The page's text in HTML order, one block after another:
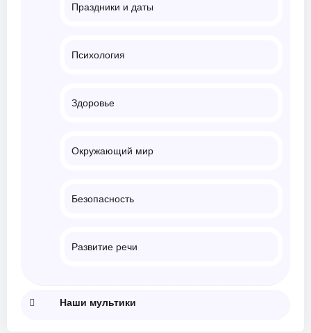
Праздники и даты
Психология
Здоровье
Окружающий мир
Безопасность
Развитие речи
Наши мультики